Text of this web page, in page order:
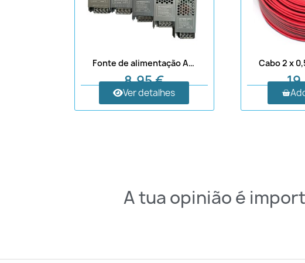
Fonte de alimentação AC110-250V, CC 12V
8,95 €
Ver detalhes
A tua opinião é